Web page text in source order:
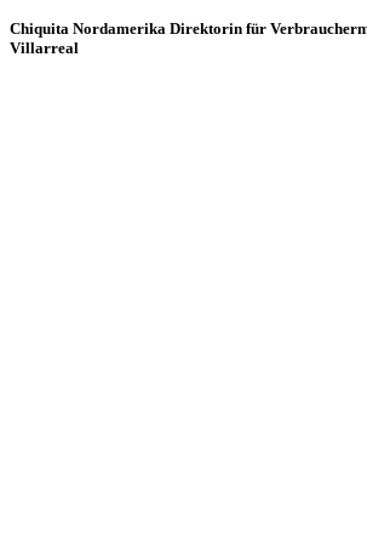
Chiquita Nordamerika Direktorin für
Villarreal